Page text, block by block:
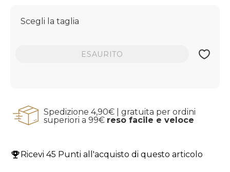
Scegli la taglia
ESAURITO
Spedizione 4,90€ | gratuita per ordini
superiori a 99€ reso facile e veloce
Ricevi 45 Punti all'acquisto di questo articolo